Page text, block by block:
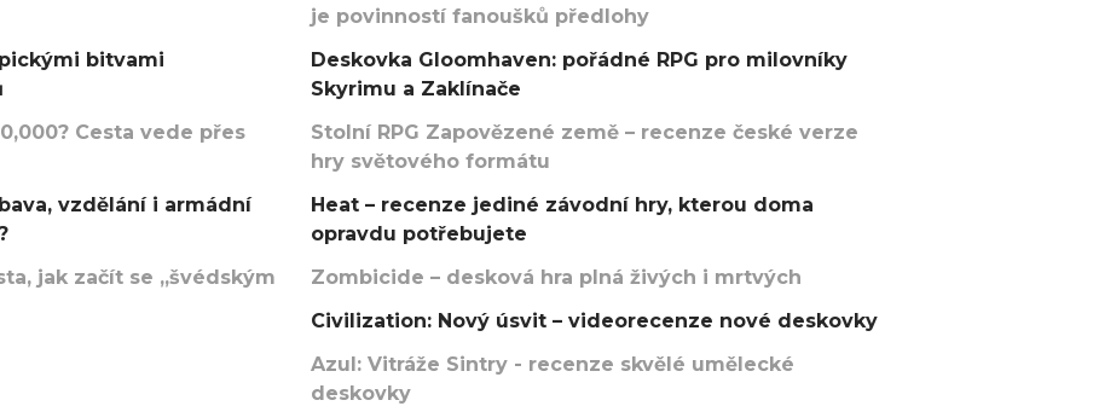
bitvami
Cesta vede přes
vzdělání i armádní
jak začít se „švédským
je povinností fanoušků předlohy
Deskovka Gloomhaven: pořádné RPG pro milovníky
Skyrimu a Zaklínače
Stolní RPG Zapovězené země – recenze české verze
hry světového formátu
Heat – recenze jediné závodní hry, kterou doma
opravdu potřebujete
Zombicide – desková hra plná živých i mrtvých
Civilization: Nový úsvit – videorecenze nové deskovky
Azul: Vitráže Sintry - recenze skvělé umělecké
deskovky